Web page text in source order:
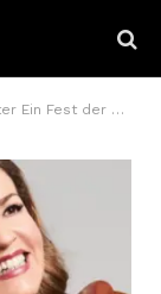
der Virtuosität